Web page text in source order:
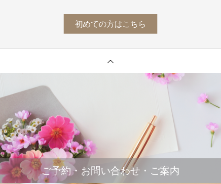
初めての方はこちら
ご予約・お問い合わせ・ご案内